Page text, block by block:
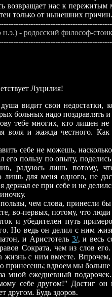
возвращает нас к
только от нынешних
н.э.) - родосский философ-
Луцилия!
свои недостатки,
больных надо поздравлять
многих, кто лишен не
воля и жажда честного.
себе не можешь,
его пользу по опыту,
радуюсь лишь потому,
лишь для меня одного, не
держал ее при себе и не
чем слова, принесли бы
во-первых, потому, что
и убедителен путь
Но ведь он делил с ним
и Аристотель 3/, и весь
Сократа, чем из слов
жизнь с ним вместе.
принесешь; вдвоем мы больше
ежедневный подарочек.
себе другом!" Достиг он
другом. Будь здоров.